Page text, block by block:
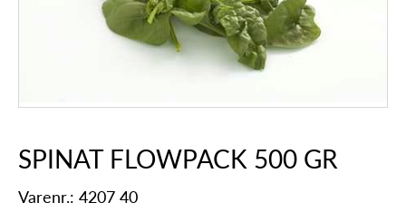
SPINAT FLOWPACK 500 GR
Varenr.: 4207 40